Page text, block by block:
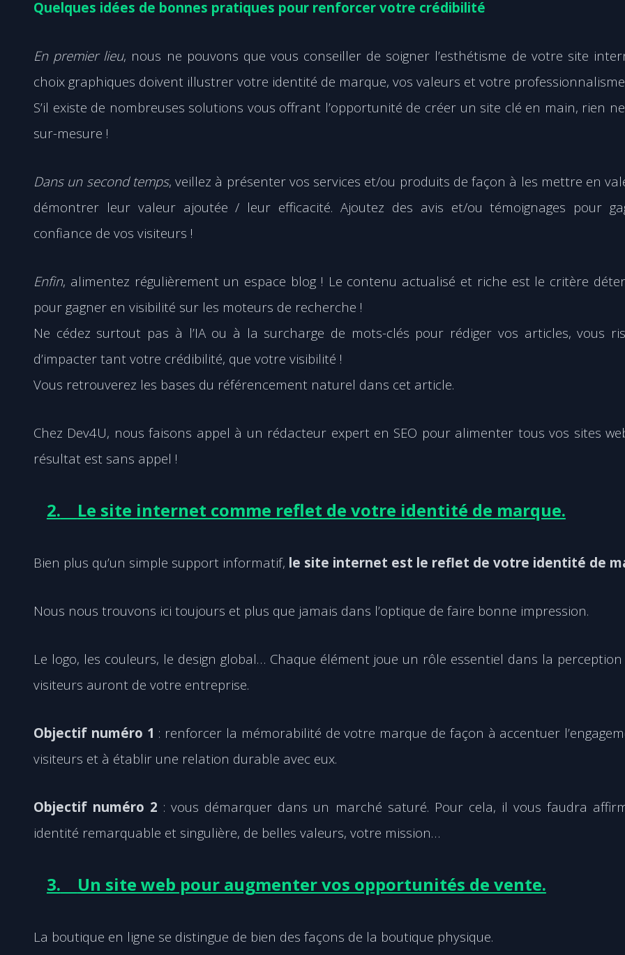
Quelques idées de bonnes pratiques pour renforcer votre crédibilité
En premier lieu, nous ne pouvons que vous conseiller de soigner l’esthétisme de votre site
choix graphiques doivent illustrer votre identité de marque, vos valeurs et votre
S’il existe de nombreuses solutions vous offrant l’opportunité de créer un site clé en main, rien
sur-mesure !
Dans un second temps, veillez à présenter vos services et/ou produits de façon à les mettre en
démontrer leur valeur ajoutée / leur efficacité. Ajoutez des avis et/ou témoignages pour
confiance de vos visiteurs !
Enfin, alimentez régulièrement un espace blog ! Le contenu actualisé et riche est le critère
pour gagner en visibilité sur les moteurs de recherche !
Ne cédez surtout pas à l’IA ou à la surcharge de mots-clés pour rédiger vos articles, vous
d’impacter tant votre crédibilité, que votre visibilité !
Vous retrouverez les bases du référencement naturel dans cet article.
Chez Dev4U, nous faisons appel à un rédacteur expert en SEO pour alimenter tous vos sites
résultat est sans appel !
2. Le site internet comme reflet de votre identité de marque.
Bien plus qu’un simple support informatif, le site internet est le reflet de votre identité de
Nous nous trouvons ici toujours et plus que jamais dans l’optique de faire bonne impression.
Le logo, les couleurs, le design global… Chaque élément joue un rôle essentiel dans la
visiteurs auront de votre entreprise.
Objectif numéro 1 : renforcer la mémorabilité de votre marque de façon à accentuer
visiteurs et à établir une relation durable avec eux.
Objectif numéro 2 : vous démarquer dans un marché saturé. Pour cela, il vous faudra
identité remarquable et singulière, de belles valeurs, votre mission…
3. Un site web pour augmenter vos opportunités de vente.
La boutique en ligne se distingue de bien des façons de la boutique physique.